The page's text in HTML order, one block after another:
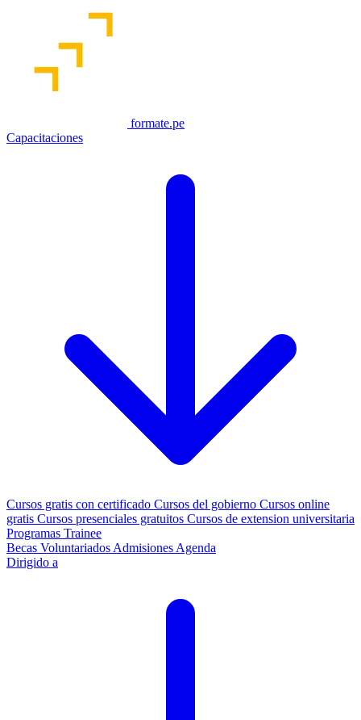
formate.pe
Capacitaciones
Cursos gratis con certificado Cursos del gobierno Cursos online
gratis Cursos presenciales gratuitos Cursos de extension universitaria
Programas Trainee
Becas Voluntariados Admisiones Agenda
Dirigido a